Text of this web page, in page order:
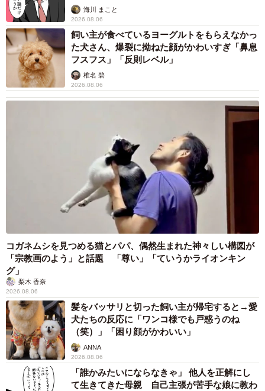
海川 まこと
2026.08.06
飼い主が食べているヨーグルトをもらえなかっ
た犬さん、爆裂に拗ねた顔がかわいすぎ「鼻息
フスフス」「反則レベル」
椎名 碧
2026.08.06
コガネムシを見つめる猫とパパ、偶然生まれた神々しい構図が
「宗教画のよう」と話題 「尊い」「ていうかライオンキン
グ」
梨木 香奈
2026.08.06
髪をバッサリと切った飼い主が帰宅すると→愛
犬たちの反応に「ワンコ様でも戸惑うのね
（笑）」「困り顔がかわいい」
ANNA
2026.08.06
「誰かみたいにならなきゃ」 他人を正解にし
て生きてきた母親 自己主張が苦手な娘に教わ